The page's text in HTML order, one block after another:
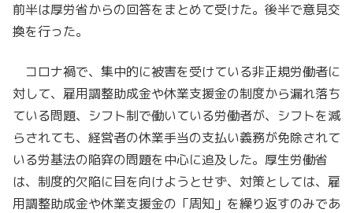
前半は厚労省からの回答をまとめて受けた。後半で意見交
換を行った。
コロナ禍で、集中的に被害を受けている非正規労働者に
対して、雇用調整助成金や休業支援金の制度から漏れ落ち
ている問題、シフト制で働いている労働者が、シフトを減
らされても、経営者の休業手当の支払い義務が免除されて
いる労基法の陥穽の問題を中心に追及した。厚生労働省
は、制度的欠陥に目を向けようとせず、対策としては、雇
用調整助成金や休業支援金の「周知」を繰り返すのみであ